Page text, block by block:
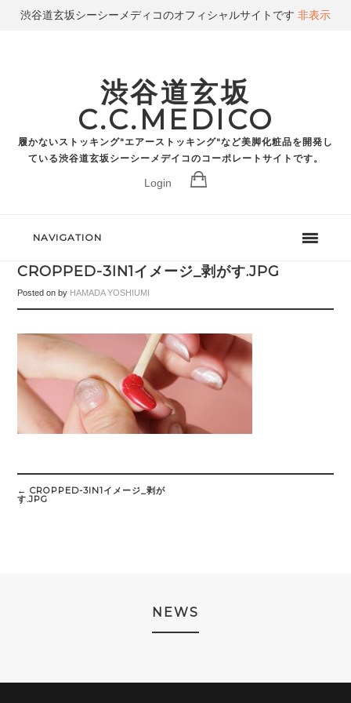
渋谷道玄坂
C.C.MEDICO
履かないストッキング"エアーストッキング"など美脚化粧品を開発し
ている渋谷道玄坂シーシーメデイコのコーポレートサイトです。
Login
NAVIGATION
CROPPED-3IN1イメージ_剥がす.JPG
Posted onby HAMADA YOSHIUMI
Post
navigation
← CROPPED-3IN1イメージ_剥が
す.JPG
NEWS
渋谷道玄坂シーシーメディコのオフィシャルサイトです 非表示